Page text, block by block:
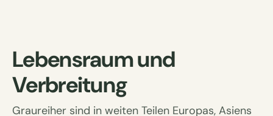
Lebensraum und
Verbreitung
Graureiher sind in weiten Teilen Europas, Asiens